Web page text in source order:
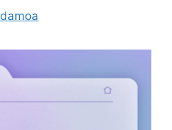
damoa